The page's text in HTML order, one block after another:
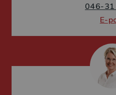
046-
E-